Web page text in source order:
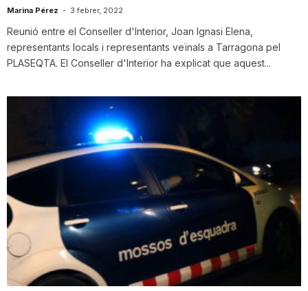
a
Marina Pérez - 3 febrer, 2022
Reunió entre el Conseller d'Interior, Joan Ignasi Elena,
representants locals i representants veïnals a Tarragona pel
PLASEQTA. El Conseller d'Interior ha explicat que aquest...